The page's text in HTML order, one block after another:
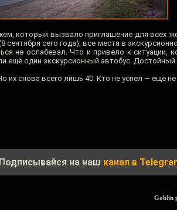
который вызвало приглашение для всех
cентября сего года), все места в
не ослабевал. Что и привело к ситуации,
ещё один экскурсионный автобус. Достойный
их снова всего лишь 40. Кто не успел — ещё
Подписывайся на наш канал в
Goblin